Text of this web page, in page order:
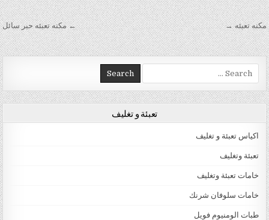
تصفّح المقالات ← مكنه تعبئه حبر سائل مكنه تعبئه →
Search for:
تعبئة و تغليف
اكياس تعبئة و تغليف
تعبئة وتغليف
خامات تعبئة وتغليف
خامات سلوفان شرنك
طبات الومنيوم فويل